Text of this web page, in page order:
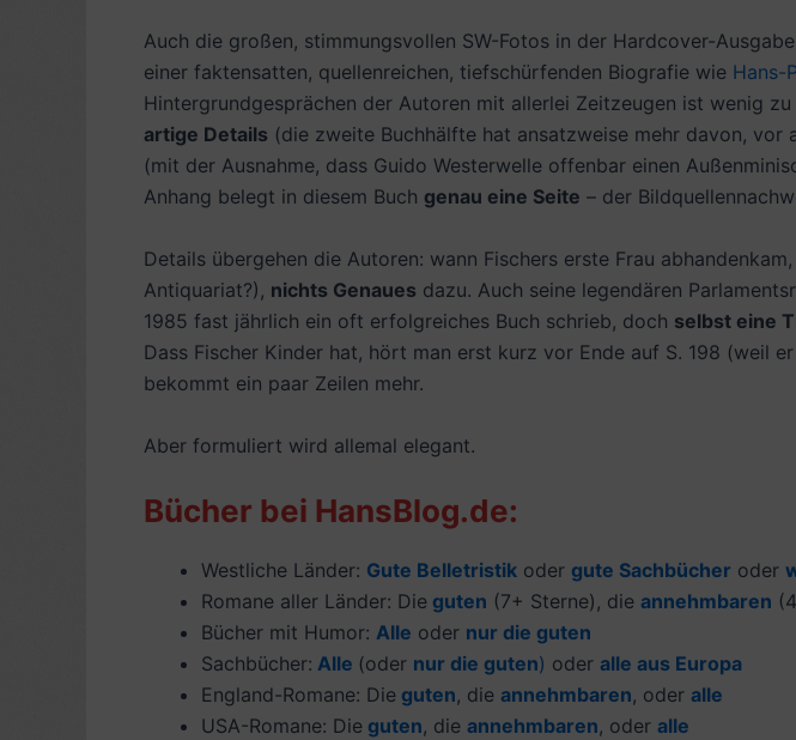
Auch die großen, stimmungsvollen SW-Fotos in der Hardcover-
einer faktensatten, quellenreichen, tiefschürfenden Biografie wie Hans-
Hintergrundgesprächen der Autoren mit allerlei Zeitzeugen ist wenig
artige Details (die zweite Buchhälfte hat ansatzweise mehr davon, vor
(mit der Ausnahme, dass Guido Westerwelle offenbar einen
Anhang belegt in diesem Buch genau eine Seite – der
Details übergehen die Autoren: wann Fischers erste Frau
Antiquariat?), nichts Genaues dazu. Auch seine legendären
1985 fast jährlich ein oft erfolgreiches Buch schrieb, doch selbst eine
Dass Fischer Kinder hat, hört man erst kurz vor Ende auf S. 198 (weil
bekommt ein paar Zeilen mehr.
Aber formuliert wird allemal elegant.
Bücher bei HansBlog.de:
Westliche Länder: Gute Belletristik oder gute Sachbücher oder
Romane aller Länder: Die guten (7+ Sterne), die annehmbaren
Bücher mit Humor: Alle oder nur die guten
Sachbücher: Alle (oder nur die guten) oder alle aus Europa
England-Romane: Die guten, die annehmbaren, oder alle
USA-Romane: Die guten, die annehmbaren, oder alle